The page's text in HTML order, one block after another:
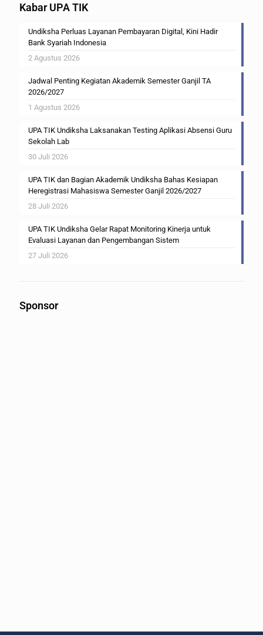
Kabar UPA TIK
Undiksha Perluas Layanan Pembayaran Digital, Kini Hadir
Bank Syariah Indonesia
2 Agustus 2026
Jadwal Penting Kegiatan Akademik Semester Ganjil TA
2026/2027
1 Agustus 2026
UPA TIK Undiksha Laksanakan Testing Aplikasi Absensi Guru
Sekolah Lab
30 Juli 2026
UPA TIK dan Bagian Akademik Undiksha Bahas Kesiapan
Heregistrasi Mahasiswa Semester Ganjil 2026/2027
28 Juli 2026
UPA TIK Undiksha Gelar Rapat Monitoring Kinerja untuk
Evaluasi Layanan dan Pengembangan Sistem
27 Juli 2026
Sponsor